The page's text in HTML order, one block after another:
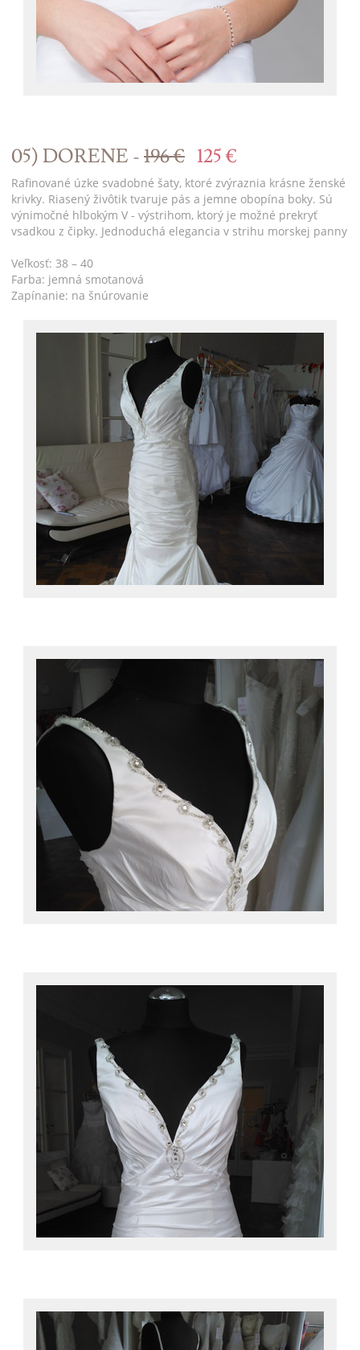
05) DORENE -196 € 125 €
Rafinované úzke svadobné šaty, ktoré zvýraznia krásne ženské
krivky. Riasený živôtik tvaruje pás a jemne obopína boky. Sú
výnimočné hlbokým V - výstrihom, ktorý je možné prekryť
vsadkou z čipky. Jednoduchá elegancia v strihu morskej panny
Veľkosť: 38 – 40
Farba: jemná smotanová
Zapínanie: na šnúrovanie